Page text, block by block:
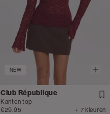
NEW
Club République
Kanten top
€29.95
+ 7 kleuren